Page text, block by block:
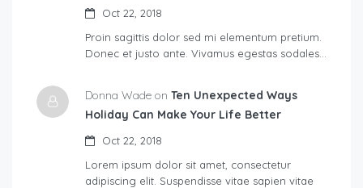
Oct 22, 2018
Proin sagittis dolor sed mi elementum pretium.
Donec et justo ante. Vivamus egestas sodales…
Donna Wade on Ten Unexpected Ways
Holiday Can Make Your Life Better
Oct 22, 2018
Lorem ipsum dolor sit amet, consectetur
adipiscing elit. Suspendisse vitae sapien vitae